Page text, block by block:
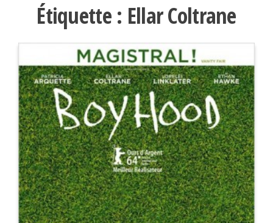
Étiquette : Ellar Coltrane